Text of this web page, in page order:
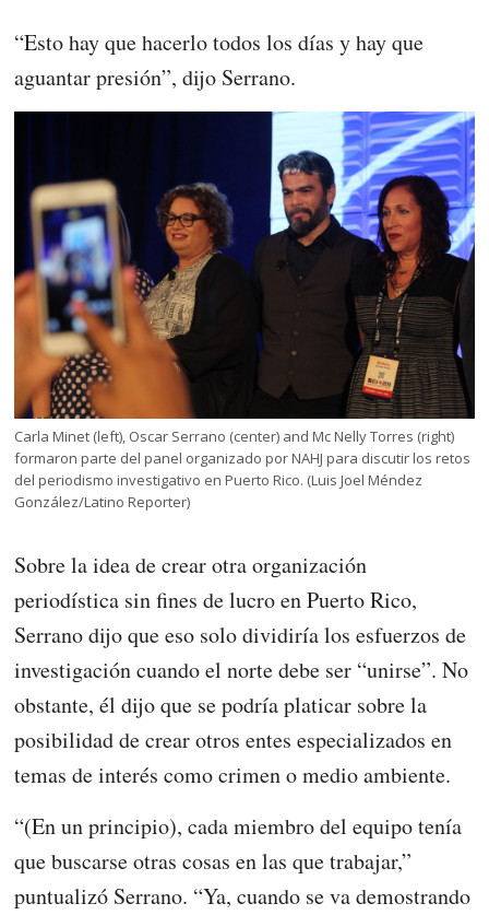
“Esto hay que hacerlo todos los días y hay que
aguantar presión”, dijo Serrano.
Carla Minet (left), Oscar Serrano (center) and Mc Nelly Torres (right)
formaron parte del panel organizado por NAHJ para discutir los retos
del periodismo investigativo en Puerto Rico. (Luis Joel Méndez
González/Latino Reporter)
Sobre la idea de crear otra organización
periodística sin fines de lucro en Puerto Rico,
Serrano dijo que eso solo dividiría los esfuerzos de
investigación cuando el norte debe ser “unirse”. No
obstante, él dijo que se podría platicar sobre la
posibilidad de crear otros entes especializados en
temas de interés como crimen o medio ambiente.
“(En un principio), cada miembro del equipo tenía
que buscarse otras cosas en las que trabajar,”
puntualizó Serrano. “Ya, cuando se va demostrando